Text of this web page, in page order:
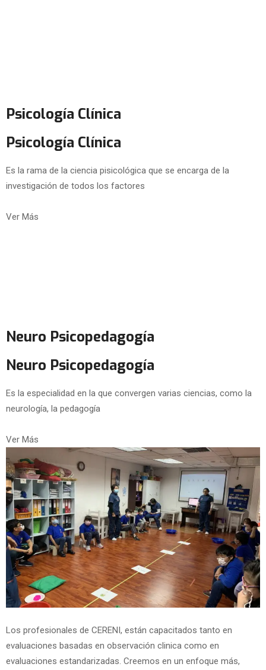
Psicología Clínica
Psicología Clínica
Es la rama de la ciencia pisicológica que se encarga de la
investigación de todos los factores
Ver Más
Neuro Psicopedagogía
Neuro Psicopedagogía
Es la especialidad en la que convergen varias ciencias, como la
neurología, la pedagogía
Ver Más
Los profesionales de CERENI, están capacitados tanto en
evaluaciones basadas en observación clinica como en
evaluaciones estandarizadas. Creemos en un enfoque más,